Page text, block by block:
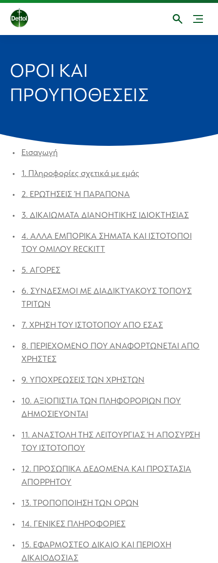
ΌΡΟΙ ΚΑΙ
ΠΡΟΥΠΟΘΈΣΕΙΣ
Εισαγωγή
1. Πληροφορίες σχετικά με εμάς
2. ΕΡΩΤΗΣΕΙΣ Ή ΠΑΡΑΠΟΝΑ
3. ΔΙΚΑΙΩΜΑΤΑ ΔΙΑΝΟΗΤΙΚΗΣ ΙΔΙΟΚΤΗΣΙΑΣ
4. ΆΛΛΑ ΕΜΠΟΡΙΚΑ ΣΗΜΑΤΑ ΚΑΙ ΙΣΤΟΤΟΠΟΙ
ΤΟΥ ΟΜΙΛΟΥ RECKITT
5. ΑΓΟΡΕΣ
6. ΣΥΝΔΕΣΜΟΙ ΜΕ ΔΙΑΔΙΚΤΥΑΚΟΥΣ ΤΟΠΟΥΣ
ΤΡΙΤΩΝ
7. ΧΡΗΣΗ ΤΟΥ ΙΣΤΟΤΟΠΟΥ ΑΠΟ ΕΣΑΣ
8. ΠΕΡΙΕΧΟΜΕΝΟ ΠΟΥ ΑΝΑΦΟΡΤΩΝΕΤΑΙ ΑΠΟ
ΧΡΗΣΤΕΣ
9. ΥΠΟΧΡΕΩΣΕΙΣ ΤΩΝ ΧΡΗΣΤΩΝ
10. ΑΞΙΟΠΙΣΤΙΑ ΤΩΝ ΠΛΗΦΟΡΟΡΙΩΝ ΠΟΥ
ΔΗΜΟΣΙΕΥΟΝΤΑΙ
11. ΑΝΑΣΤΟΛΗ ΤΗΣ ΛΕΙΤΟΥΡΓΙΑΣ Ή ΑΠΟΣΥΡΣΗ
ΤΟΥ ΙΣΤΟΤΟΠΟΥ
12. ΠΡΟΣΩΠΙΚΑ ΔΕΔΟΜΕΝΑ ΚΑΙ ΠΡΟΣΤΑΣΙΑ
ΑΠΟΡΡΗΤΟΥ
13. ΤΡΟΠΟΠΟΙΗΣΗ ΤΩΝ ΟΡΩΝ
14. ΓΕΝΙΚΕΣ ΠΛΗΡΟΦΟΡΙΕΣ
15. ΕΦΑΡΜΟΣΤΕΟ ΔΙΚΑΙΟ ΚΑΙ ΠΕΡΙΟΧΗ
ΔΙΚΑΙΟΔΟΣΙΑΣ